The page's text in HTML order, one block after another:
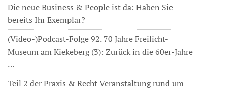
Die neue Business & People ist da: Haben Sie
bereits Ihr Exemplar?
(Video-)Podcast-Folge 92. 70 Jahre Freilicht-
Museum am Kiekeberg (3): Zurück in die 60er-Jahre
…
Teil 2 der Praxis & Recht Veranstaltung rund um